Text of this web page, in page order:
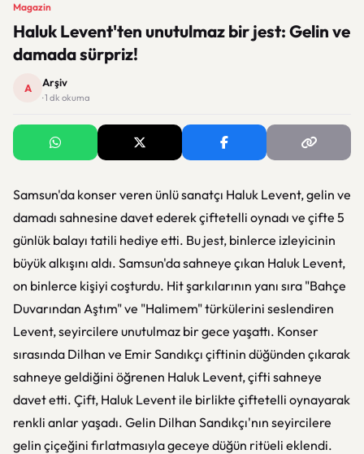
Magazin
Haluk Levent'ten unutulmaz bir jest: Gelin ve
damada sürpriz!
A Arşiv
· 1 dk okuma
Samsun'da konser veren ünlü sanatçı Haluk Levent, gelin ve
damadı sahnesine davet ederek çiftetelli oynadı ve çifte 5
günlük balayı tatili hediye etti. Bu jest, binlerce izleyicinin
büyük alkışını aldı. Samsun'da sahneye çıkan Haluk Levent,
on binlerce kişiyi coşturdu. Hit şarkılarının yanı sıra "Bahçe
Duvarından Aştım" ve "Halimem" türkülerini seslendiren
Levent, seyircilere unutulmaz bir gece yaşattı. Konser
sırasında Dilhan ve Emir Sandıkçı çiftinin düğünden çıkarak
sahneye geldiğini öğrenen Haluk Levent, çifti sahneye
davet etti. Çift, Haluk Levent ile birlikte çiftetelli oynayarak
renkli anlar yaşadı. Gelin Dilhan Sandıkçı'nın seyircilere
gelin çiçeğini fırlatmasıyla geceye düğün ritüeli eklendi.